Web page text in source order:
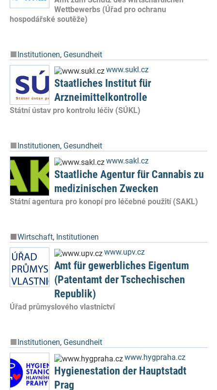
Wettbewerbs (Úřad pro ochranu
hospodářské soutěže)
Institutionen Gesundheit
www.sukl.cz
Staatliches Institut für
Arzneimittelkontrolle
Státní ústav pro kontrolu léčiv (SÚKL)
Institutionen Gesundheit
www.sakl.cz
Staatliche Agentur für Cannabis zu
medizinischen Zwecken
Státní agentura pro konopí pro léčebné použití (SAKL)
Wirtschaft Institutionen
www.upv.cz
Amt für gewerbliches Eigentum
(Patentamt der Tschechischen
Republik)
Úřad průmyslového vlastnictví
Institutionen Gesundheit
www.hygpraha.cz
Hygienestation der Hauptstadt
Prag